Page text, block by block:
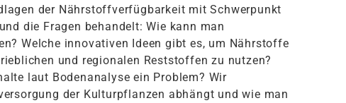
der Nährstoffverfügbarkeit mit Schwerpunkt
die Fragen behandelt: Wie kann man
Welche innovativen Ideen gibt es, um Nährstoffe
und regionalen Reststoffen zu nutzen?
laut Bodenanalyse ein Problem? Wir
der Kulturpflanzen abhängt und wie man